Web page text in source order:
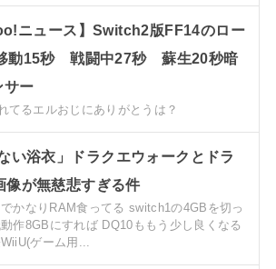
ニュース】Switch2版FF14のロー
動15秒 戦闘中27秒 蘇生20秒暗
ー
てるエルおじにありがとうは？
い浴衣」ドラクエウォークとドラ
像が無慈悲すぎる件
かなりRAM食ってる switch1の4GBを切っ
作8GBにすれば DQ10ももう少し良くなる
ゲーム用...